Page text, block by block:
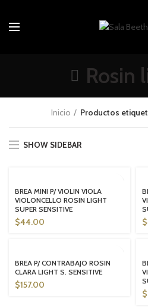
Rosin
Inicio Productos
SHOW SIDEBAR
BREA MINI P/ VIOLIN VIOLA
VIOLONCELLO ROSIN LIGHT
SUPER SENSITIVE
$44.00 $
BREA P/ CONTRABAJO ROSIN
CLARA LIGHT S. SENSITIVE
$157.00
$